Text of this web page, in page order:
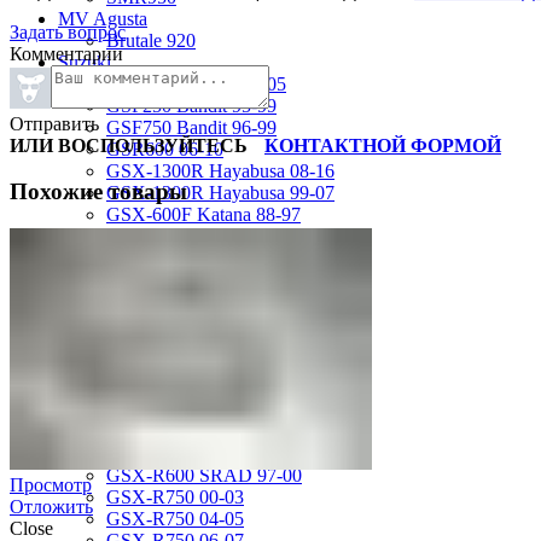
MV Agusta
Brutale 920
Suzuki
GSF1200 Bandit 01-05
GSF250 Bandit 95-99
GSF750 Bandit 96-99
GSR600 06-10
GSX-1300R Hayabusa 08-16
GSX-1300R Hayabusa 99-07
GSX-600F Katana 88-97
GSX-R600 06-07
GSX-R600 SRAD 97-00
GSX-R750 00-03
GSX-R750 04-05
Задать вопрос
Комментарии
Отправить
ИЛИ ВОСПОЛЬЗУЙТЕСЬ
КОНТАКТНОЙ ФОРМОЙ
Похожие товары
Просмотр
Отложить
Close